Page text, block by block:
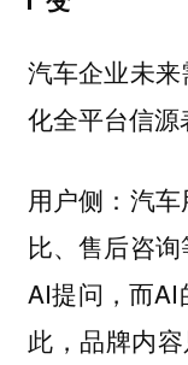
汽车企业未
化全平台信源
用户侧： 汽
比、售后咨
AI提问，而AI
此，品牌内容